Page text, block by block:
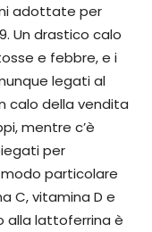
adottate per
Un drastico calo
e febbre, e i
legati al
calo della vendita
mentre c’è
per
particolare
C, vitamina D e
alla lattoferrina è